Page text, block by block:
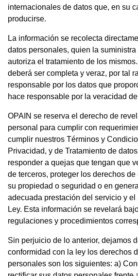
internacionales de datos que, en su
producirse.
La información se recolecta
datos personales, quien la
autoriza el tratamiento de los
deberá ser completa y veraz, por tal
responsable por los datos que
hace responsable por la veracidad
OPAIN se reserva el derecho de
personal para cumplir con
cumplir nuestros Términos y
Privacidad, y de Tratamiento de
responder a quejas que tengan que
de terceros, proteger los derechos
su propiedad o seguridad o en
adecuada prestación del servicio y el
Ley. Esta información se revelará
regulaciones y procedimientos
Sin perjuicio de lo anterior, dejamos
conformidad con la ley los derechos
personales son los siguientes: a)